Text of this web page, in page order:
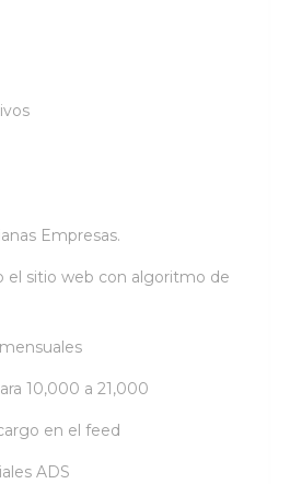
Empresas.
el sitio web con algoritmo de
10,000 a 21,000
en el feed
ADS